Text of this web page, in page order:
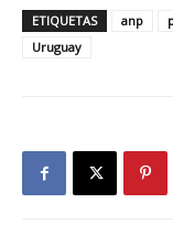
ETIQUETAS anp
Uruguay